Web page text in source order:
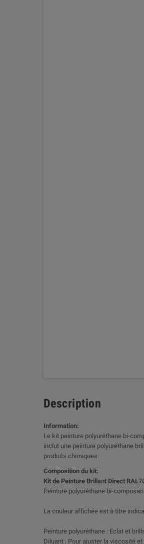
Description
Information:
Le kit peinture polyuréthane bi-
inclut une peinture polyuréthane
produits chimiques.
Composition du kit:
Kit de Peinture Brillant Direct
Peinture polyuréthane bi-
La couleur affichée est à titre
Peinture polyuréthane : Eclat et
Diluant : Pour ajuster la viscosité